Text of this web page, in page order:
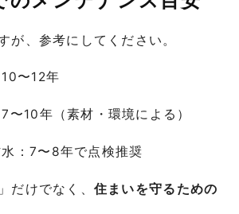
が、参考にしてください。
〜12年
〜10年（素材・環境による）
：7〜8年で点検推奨
だけでなく、 住まいを守るための